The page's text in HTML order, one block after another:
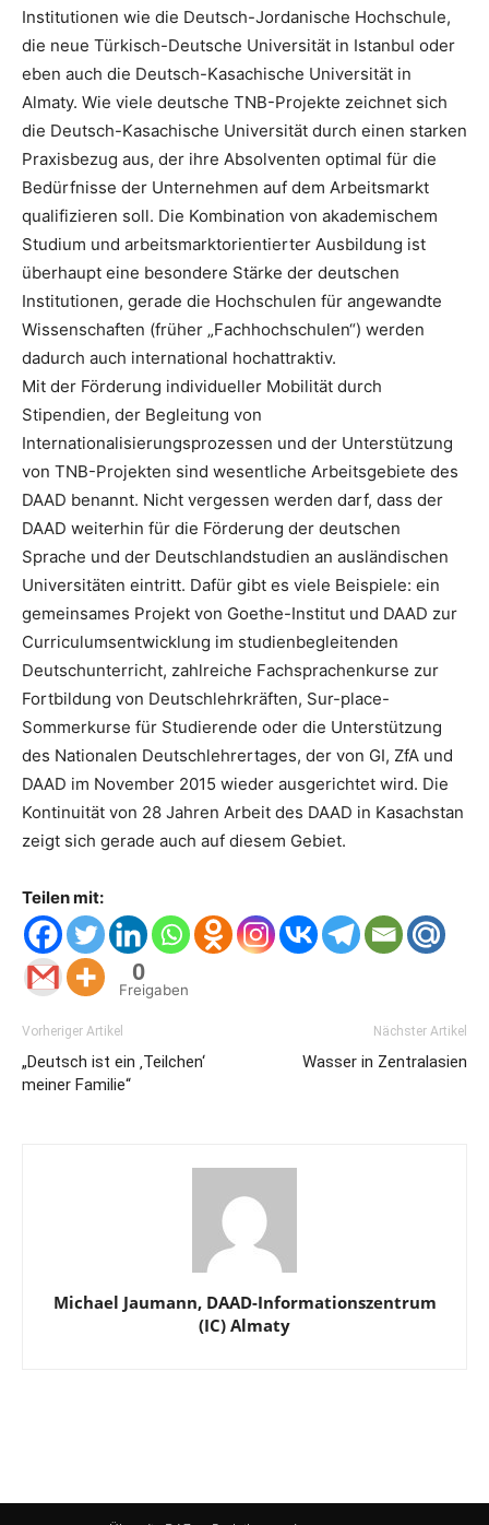
Institutionen wie die Deutsch-Jordanische Hochschule,
die neue Türkisch-Deutsche Universität in Istanbul oder
eben auch die Deutsch-Kasachische Universität in
Almaty. Wie viele deutsche TNB-Projekte zeichnet sich
die Deutsch-Kasachische Universität durch einen starken
Praxisbezug aus, der ihre Absolventen optimal für die
Bedürfnisse der Unternehmen auf dem Arbeitsmarkt
qualifizieren soll. Die Kombination von akademischem
Studium und arbeitsmarktorientierter Ausbildung ist
überhaupt eine besondere Stärke der deutschen
Institutionen, gerade die Hochschulen für angewandte
Wissenschaften (früher „Fachhochschulen“) werden
dadurch auch international hochattraktiv.
Mit der Förderung individueller Mobilität durch
Stipendien, der Begleitung von
Internationalisierungsprozessen und der Unterstützung
von TNB-Projekten sind wesentliche Arbeitsgebiete des
DAAD benannt. Nicht vergessen werden darf, dass der
DAAD weiterhin für die Förderung der deutschen
Sprache und der Deutschlandstudien an ausländischen
Universitäten eintritt. Dafür gibt es viele Beispiele: ein
gemeinsames Projekt von Goethe-Institut und DAAD zur
Curriculumsentwicklung im studienbegleitenden
Deutschunterricht, zahlreiche Fachsprachenkurse zur
Fortbildung von Deutschlehrkräften, Sur-place-
Sommerkurse für Studierende oder die Unterstützung
des Nationalen Deutschlehrertages, der von GI, ZfA und
DAAD im November 2015 wieder ausgerichtet wird. Die
Kontinuität von 28 Jahren Arbeit des DAAD in Kasachstan
zeigt sich gerade auch auf diesem Gebiet.
Teilen mit:
0
Freigaben
Vorheriger Artikel
„Deutsch ist ein ‚Teilchen‘
meiner Familie“
Nächster Artikel
Wasser in Zentralasien
Michael Jaumann, DAAD-Informationszentrum
(IC) Almaty